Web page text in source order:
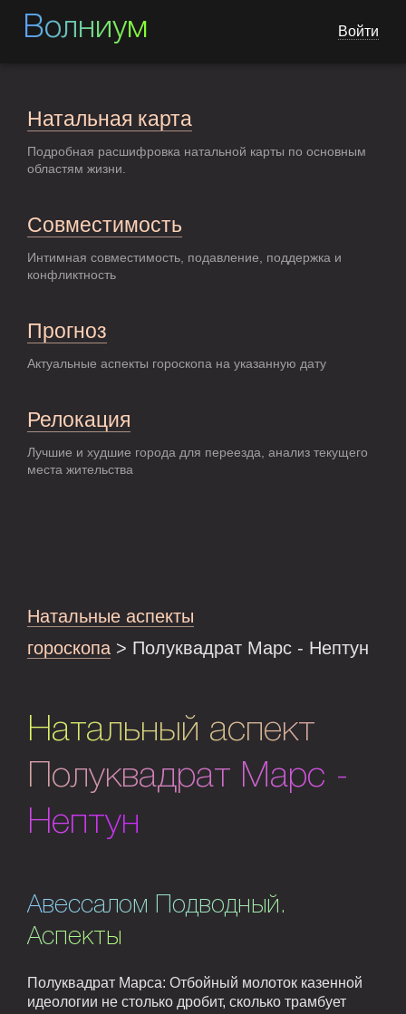
Волниум Войти
Натальная карта
Подробная расшифровка натальной карты по основным
областям жизни.
Совместимость
Интимная совместимость, подавление, поддержка и
конфликтность
Прогноз
Актуальные аспекты гороскопа на указанную дату
Релокация
Лучшие и худшие города для переезда, анализ текущего
места жительства
Натальные аспекты
гороскопа > Полуквадрат Марс - Нептун
Натальный аспект
Полуквадрат Марс -
Нептун
Авессалом Подводный.
Аспекты
Полуквадрат Марса: Отбойный молоток казенной
идеологии не столько дробит, сколько трамбует